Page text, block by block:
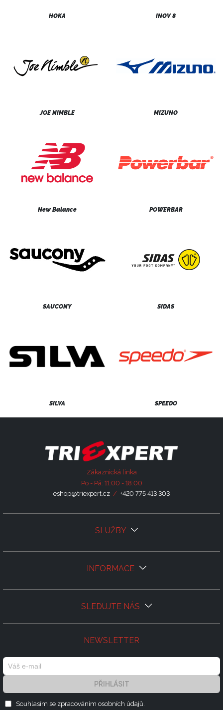
HOKA INOV 8
JOE NIMBLE MIZUNO
New Balance POWERBAR
SAUCONY SIDAS
SILVA SPEEDO
Zákaznická linka
Po - Pá: 11:00 - 18:00
eshop@triexpert.cz / +420 775 413 303
SLUŽBY
INFORMACE
SLEDUJTE NÁS
NEWSLETTER
PŘIHLÁSIT
Souhlasím se zpracováním osobních údajů.